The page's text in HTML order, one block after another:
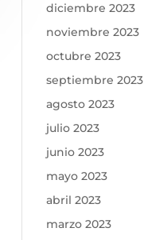
diciembre 2023
noviembre 2023
octubre 2023
septiembre 2023
agosto 2023
julio 2023
junio 2023
mayo 2023
abril 2023
marzo 2023